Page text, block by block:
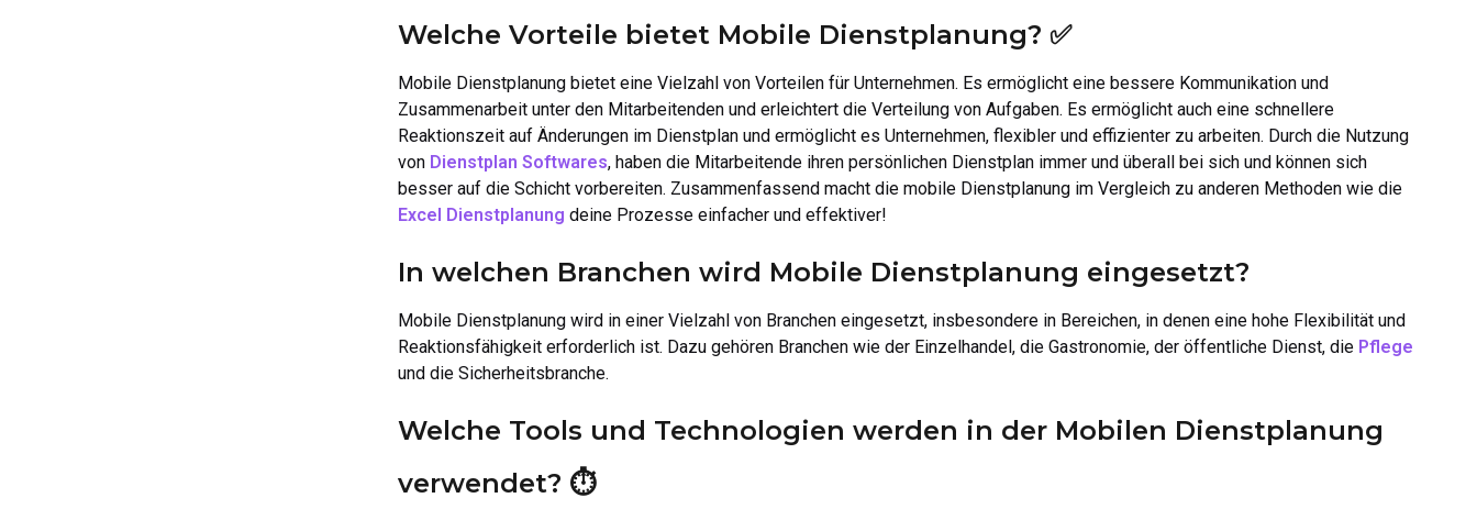
Welche Vorteile bietet Mobile Dienstplanung? ✅
Mobile Dienstplanung bietet eine Vielzahl von Vorteilen für Unternehmen. Es ermöglicht eine bessere Kommunikation und
Zusammenarbeit unter den Mitarbeitenden und erleichtert die Verteilung von Aufgaben. Es ermöglicht auch eine schnellere
Reaktionszeit auf Änderungen im Dienstplan und ermöglicht es Unternehmen, flexibler und effizienter zu arbeiten. Durch die Nutzung
von Dienstplan Softwares, haben die Mitarbeitende ihren persönlichen Dienstplan immer und überall bei sich und können sich
besser auf die Schicht vorbereiten. Zusammenfassend macht die mobile Dienstplanung im Vergleich zu anderen Methoden wie die
Excel Dienstplanung deine Prozesse einfacher und effektiver!
In welchen Branchen wird Mobile Dienstplanung eingesetzt?
Mobile Dienstplanung wird in einer Vielzahl von Branchen eingesetzt, insbesondere in Bereichen, in denen eine hohe Flexibilität und
Reaktionsfähigkeit erforderlich ist. Dazu gehören Branchen wie der Einzelhandel, die Gastronomie, der öffentliche Dienst, die Pflege
und die Sicherheitsbranche.
Welche Tools und Technologien werden in der Mobilen Dienstplanung
verwendet? ⏱️